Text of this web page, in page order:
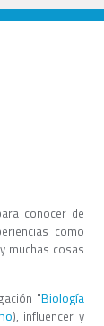
conocer de
como
muchas cosas
"Biología
), influencer y